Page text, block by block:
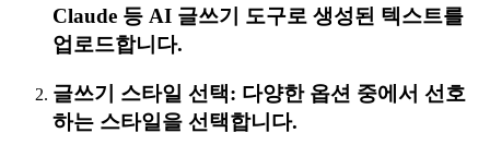
Claude 등 AI 글쓰기 도구로 생성된 텍스트를
업로드합니다.
글쓰기 스타일 선택: 다양한 옵션 중에서 선호
하는 스타일을 선택합니다.